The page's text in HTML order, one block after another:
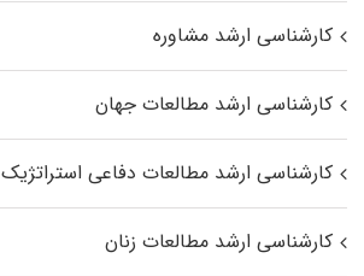
کارشناسی ارشد مشاوره
کارشناسی ارشد مطالعات جهان
کارشناسی ارشد مطالعات دفاعی استراتژیک
کارشناسی ارشد مطالعات زنان